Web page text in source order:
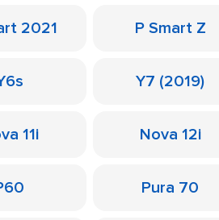
2021 P Smart Z
Y7 (2019)
11i Nova 12i
Pura 70